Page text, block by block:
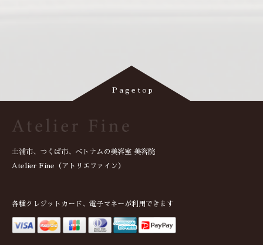
土浦市、つくば市、ベトナムの美容室 美容院
Atelier Fine（アトリエファイン）
各種クレジットカード、電子マネーが利用できます